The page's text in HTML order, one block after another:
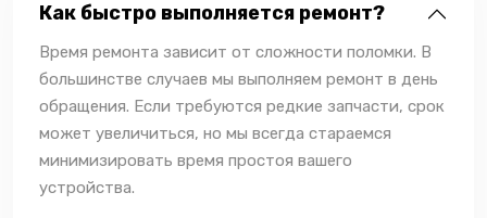
Как быстро выполняется ремонт?
Время ремонта зависит от сложности поломки. В
большинстве случаев мы выполняем ремонт в день
обращения. Если требуются редкие запчасти, срок
может увеличиться, но мы всегда стараемся
минимизировать время простоя вашего
устройства.